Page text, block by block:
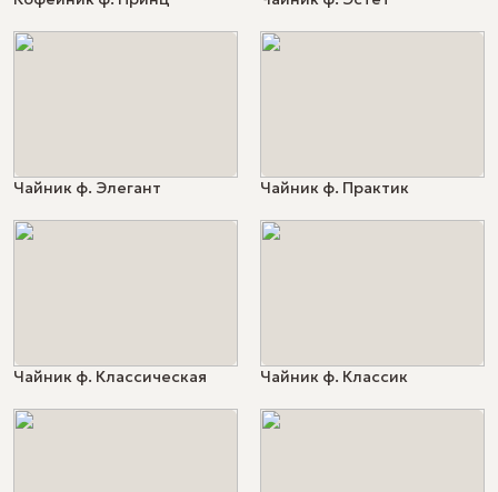
Чайник ф. Элегант Чайник ф. Практик
Чайник ф. Классическая Чайник ф. Классик